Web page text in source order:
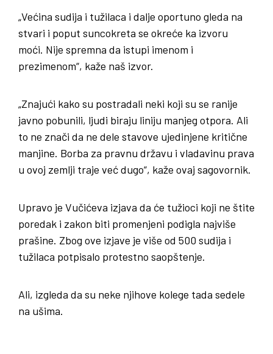
„Većina sudija i tužilaca i dalje oportuno gleda na
stvari i poput suncokreta se okreće ka izvoru
moći. Nije spremna da istupi imenom i
prezimenom“, kaže naš izvor.
„Znajući kako su postradali neki koji su se ranije
javno pobunili, ljudi biraju liniju manjeg otpora. Ali
to ne znači da ne dele stavove ujedinjene kritične
manjine. Borba za pravnu državu i vladavinu prava
u ovoj zemlji traje već dugo“, kaže ovaj sagovornik.
Upravo je Vučićeva izjava da će tužioci koji ne štite
poredak i zakon biti promenjeni podigla najviše
prašine. Zbog ove izjave je više od 500 sudija i
tužilaca potpisalo protestno saopštenje.
Ali, izgleda da su neke njihove kolege tada sedele
na ušima.